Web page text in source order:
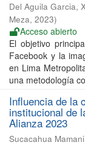
Del Aguila Garcia,
Meza, 2023)
Acceso abierto
El objetivo
Facebook y la
en Lima
una metodología
Influencia de la
institucional de
Alianza 2023
Sucacahua